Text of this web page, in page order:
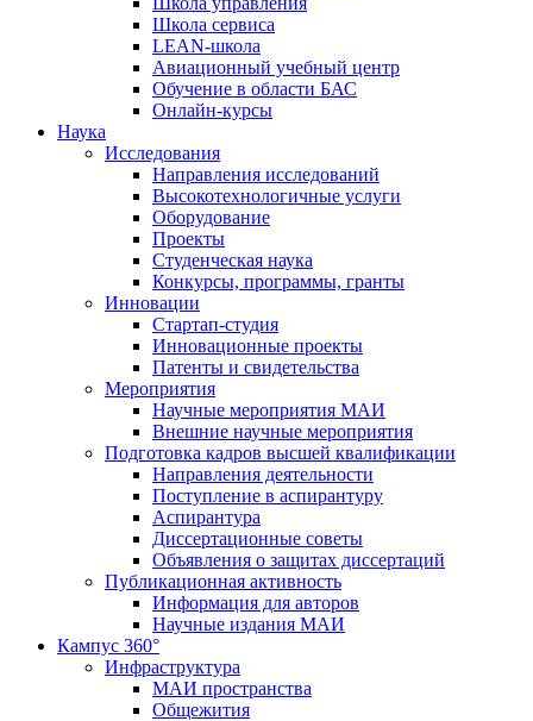
Школа сервиса
LEAN-школа
Авиационный учебный центр
Обучение в области БАС
Онлайн-курсы
Наука
Исследования
Направления исследований
Высокотехнологичные услуги
Оборудование
Проекты
Студенческая наука
Конкурсы, программы, гранты
Инновации
Стартап-студия
Инновационные проекты
Патенты и свидетельства
Мероприятия
Научные мероприятия МАИ
Внешние научные мероприятия
Подготовка кадров высшей квалификации
Направления деятельности
Поступление в аспирантуру
Аспирантура
Диссертационные советы
Объявления о защитах диссертаций
Публикационная активность
Информация для авторов
Научные издания МАИ
Кампус 360°
Инфраструктура
МАИ пространства
Общежития